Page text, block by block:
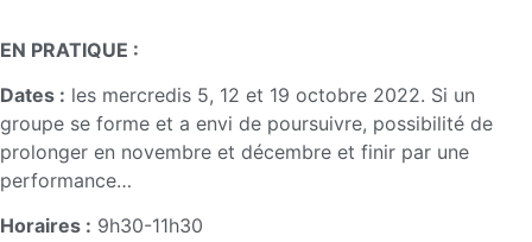
EN PRATIQUE :
Dates : les mercredis 5, 12 et 19 octobre 2022. Si un
groupe se forme et a envi de poursuivre, possibilité de
prolonger en novembre et décembre et finir par une
performance…
Horaires : 9h30-11h30